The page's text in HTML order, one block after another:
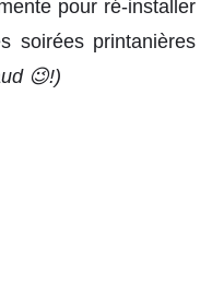
pour ré-installer
soirées printanières
😉!)